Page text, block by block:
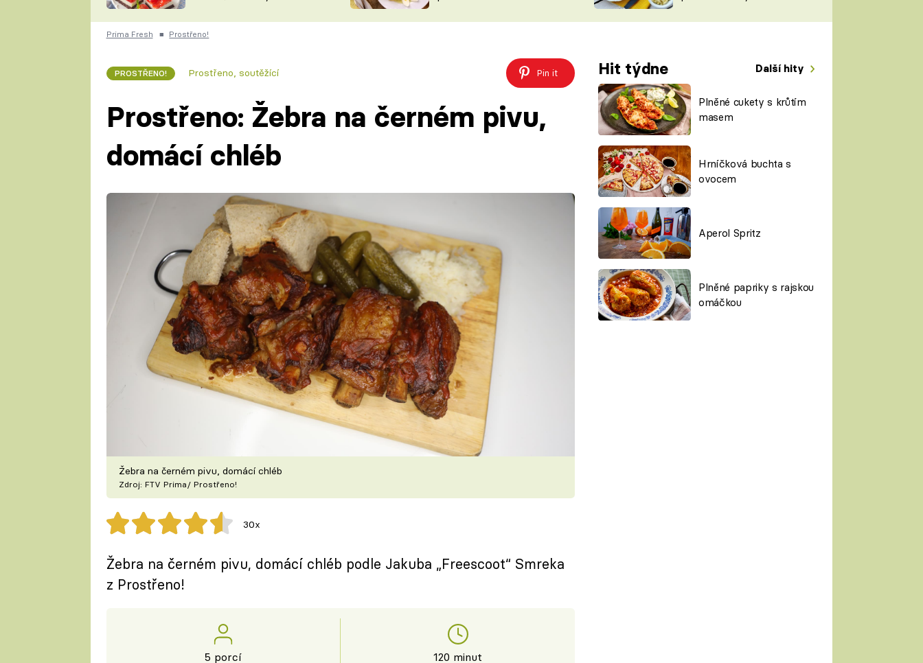
ČESKO NA TALÍŘI
KUCHAŘKA
VYCHYTÁVKY
ŠÉFREDAKTORKY
ČASOPIS
Prima Fresh ■ Prostřeno!
PROSTŘENO! Prostřeno, soutěžící Pin it Hit týdne Další hity
Plněné cukety s krůtím
masem
Hrníčková buchta s
ovocem
Aperol Spritz
Plněné papriky s rajskou
omáčkou
Prostřeno: Žebra na černém pivu,
domácí chléb
Žebra na černém pivu, domácí chléb
Zdroj: FTV Prima/ Prostřeno!
30x
Žebra na černém pivu, domácí chléb podle Jakuba „Freescoot“ Smreka
z Prostřeno!
5 porcí 120 minut